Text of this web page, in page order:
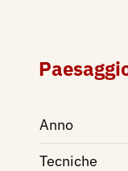
Anno
Tecniche